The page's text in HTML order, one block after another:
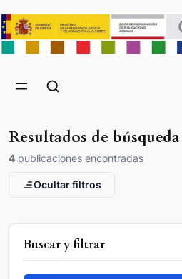
Resultados de búsqueda
4 publicaciones encontradas
Ocultar filtros
Buscar y filtrar